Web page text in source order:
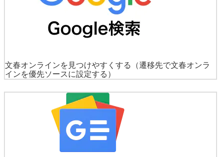
文春オンラインを見つけやすくする
（遷移先で文春オンラ
インを優先ソースに設定する）